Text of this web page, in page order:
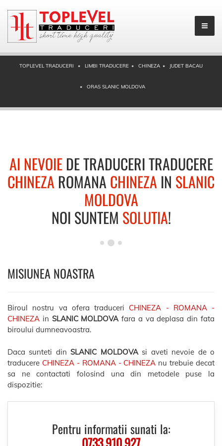
TOPLEVEL TRADUCERI LIMBI TRADUCERE CHINEZA JUDET BACAU
ORAS SLANIC MOLDOVA
AI NEVOIEDE TRADUCERI TRADUCERE
CHINEZA ROMANA CHINEZA IN SLANIC
MOLDOVA
NOI SUNTEM SOLUTIA!
MISIUNEA NOASTRA
Biroul nostru va ofera traduceri CHINEZA - ROMANA -
CHINEZA in SLANIC MOLDOVAfara a va deplasa din fata
biroului dumneavoastra.
Daca sunteti dinSLANIC MOLDOVAsi aveti nevoie de o
traducere CHINEZA - ROMANA - CHINEZA nu trebuie decat
sa ne contactati folosind una din metodele puse la
dispozitie:
Pentru informatii sunati la: